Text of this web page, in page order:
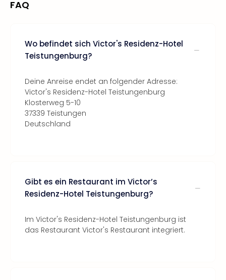
FAQ
Wo befindet sich Victor's Residenz-Hotel
Teistungenburg?
Deine Anreise endet an folgender Adresse:
Victor's Residenz-Hotel Teistungenburg
Klosterweg 5-10
37339 Teistungen
Deutschland
Gibt es ein Restaurant im Victor’s
Residenz-Hotel Teistungenburg?
Im Victor's Residenz-Hotel Teistungenburg ist
das Restaurant Victor's Restaurant integriert.